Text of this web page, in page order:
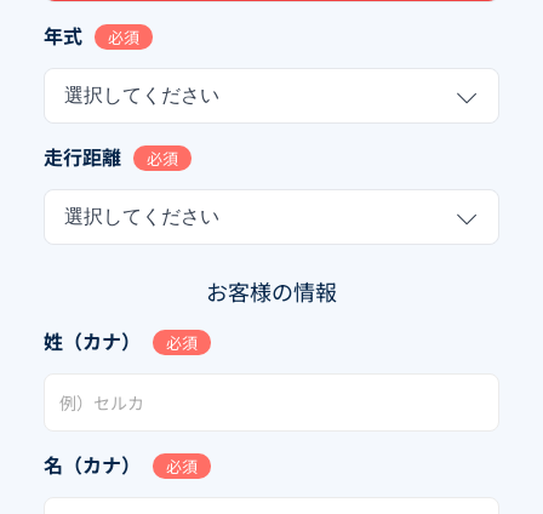
年式 必須
選択してください
走行距離 必須
選択してください
お客様の情報
姓（カナ） 必須
名（カナ） 必須